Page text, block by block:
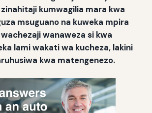
kumwagilia mara kwa
msuguano na kuweka mpira
wanaweza si kwa
lami wakati wa kucheza, lakini
kwa matengenezo.